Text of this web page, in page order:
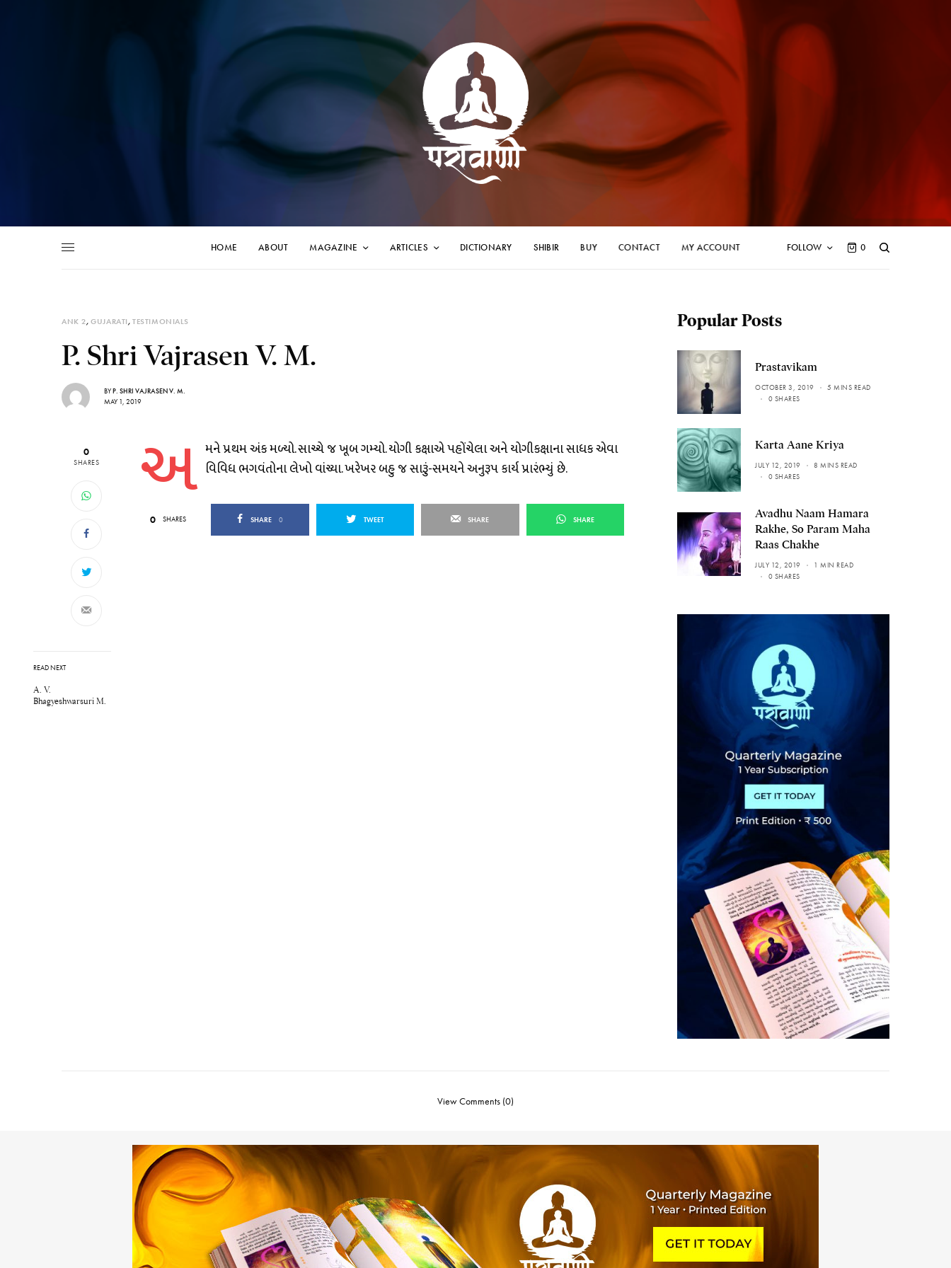
HOME ABOUT MAGAZINE ARTICLES DICTIONARY SHIBIR BUY CONTACT MY ACCOUNT FOLLOW 0
ANK 2, GUJARATI, TESTIMONIALS
P. Shri Vajrasen V. M.
BYP. SHRI VAJRASEN V. M.
MAY 1, 2019
0
SHARES
READ NEXT
A. V.
Bhagyeshwarsuri M.
અ મને પ્રથમ અંક મળ્યો. સાચ્ચે જ ખૂબ ગમ્યો. યોગી કક્ષાએ પહોંચેલા અને યોગીકક્ષાના સાધક એવા
વિવિધ ભગવંતોના લેખો વાંચ્યા. ખરેખર બહુ જ સારૂું-સમયને અનુરૂપ કાર્ય પ્રારંભ્યું છે.
0 SHARES SHARE 0 TWEET SHARE SHARE
Popular Posts
Prastavikam
OCTOBER 3, 2019
5 MINS READ
0 SHARES
Karta Aane Kriya
JULY 12, 2019
8 MINS READ
0 SHARES
Avadhu Naam Hamara
Rakhe, So Param Maha
Raas Chakhe
JULY 12, 2019
1 MIN READ
0 SHARES
View Comments (0)